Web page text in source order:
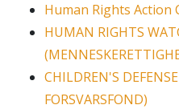
Human Rights Action
HUMAN RIGHTS
CHILDREN'S
FORSVARSFOND)